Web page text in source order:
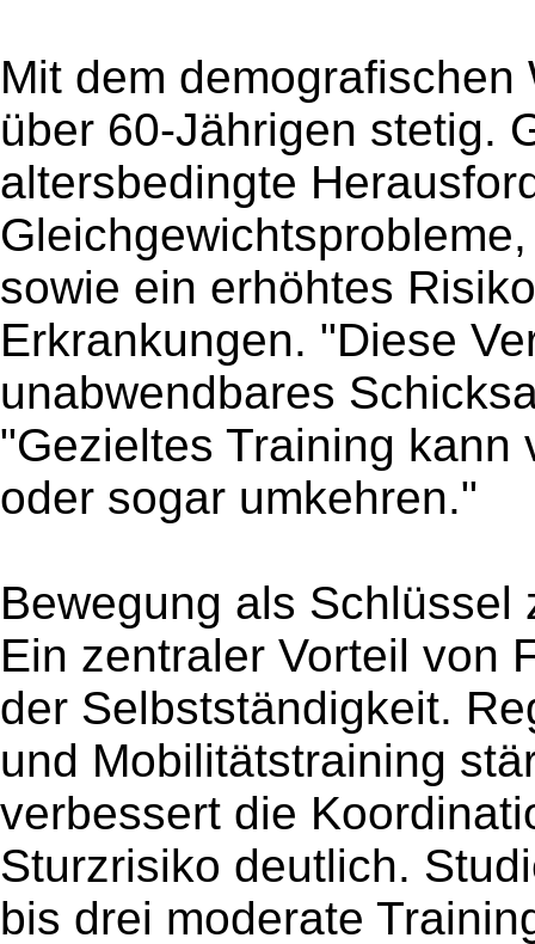
Mit dem
über 60-Jährigen stetig.
altersbedingte
sowie ein erhöhtes
Erkrankungen. "Diese
unabwendbares
"Gezieltes Training kann
oder sogar umkehren."
Bewegung als Schlüssel
Ein zentraler Vorteil von
der Selbstständigkeit.
und Mobilitätstraining
verbessert die
Sturzrisiko deutlich.
bis drei moderate